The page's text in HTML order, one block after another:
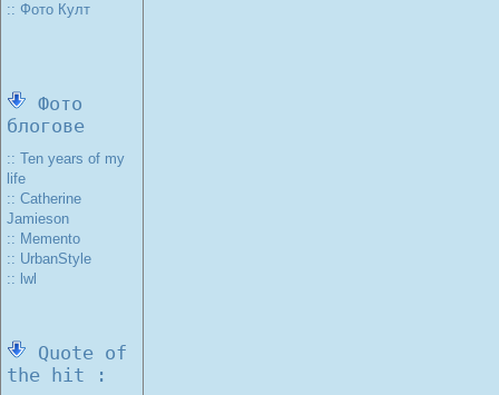
:: Фото Култ
Фото
блогове
:: Ten years of my
life
:: Catherine
Jamieson
:: Memento
:: UrbanStyle
:: lwl
Quote of
the hit :